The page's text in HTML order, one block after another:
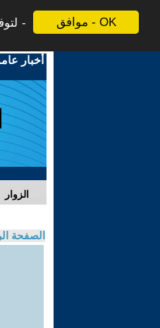
موافق - OK
أخبار
الزوار
الصفحة